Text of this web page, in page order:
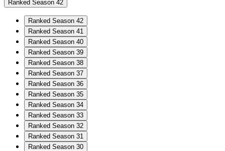
Ranked Season 42
Ranked Season 42
Ranked Season 41
Ranked Season 40
Ranked Season 39
Ranked Season 38
Ranked Season 37
Ranked Season 36
Ranked Season 35
Ranked Season 34
Ranked Season 33
Ranked Season 32
Ranked Season 31
Ranked Season 30